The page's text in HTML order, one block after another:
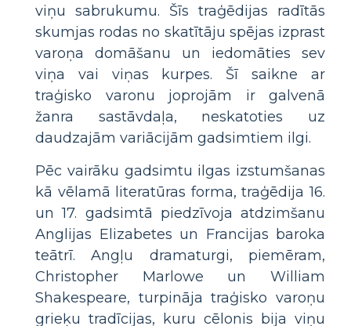
viņu sabrukumu. Šīs traģēdijas radītās
skumjas rodas no skatītāju spējas izprast
varoņa domāšanu un iedomāties sev
viņa vai viņas kurpes. Šī saikne ar
traģisko varonu joprojām ir galvenā
žanra sastāvdaļa, neskatoties uz
daudzajām variācijām gadsimtiem ilgi.
Pēc vairāku gadsimtu ilgas izstumšanas
kā vēlamā literatūras forma, traģēdija 16.
un 17. gadsimtā piedzīvoja atdzimšanu
Anglijas Elizabetes un Francijas baroka
teātrī. Angļu dramaturgi, piemēram,
Christopher Marlowe un William
Shakespeare, turpināja traģisko varoņu
grieķu tradīcijas, kuru cēlonis bija viņu